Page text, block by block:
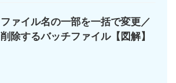
ファイル名の一部を一括で変更／
削除するバッチファイル【図解】